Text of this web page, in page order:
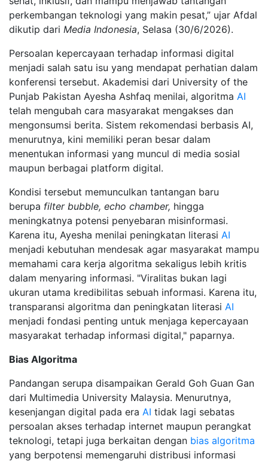
perkembangan teknologi yang makin pesat,” ujar Afdal
dikutip dari Media Indonesia, Selasa (30/6/2026).
Persoalan kepercayaan terhadap informasi digital
menjadi salah satu isu yang mendapat perhatian dalam
konferensi tersebut. Akademisi dari University of the
Punjab Pakistan Ayesha Ashfaq menilai, algoritma AI
telah mengubah cara masyarakat mengakses dan
mengonsumsi berita. Sistem rekomendasi berbasis AI,
menurutnya, kini memiliki peran besar dalam
menentukan informasi yang muncul di media sosial
maupun berbagai platform digital.
Kondisi tersebut memunculkan tantangan baru
berupa filter bubble, echo chamber, hingga
meningkatnya potensi penyebaran misinformasi.
Karena itu, Ayesha menilai peningkatan literasi AI
menjadi kebutuhan mendesak agar masyarakat mampu
memahami cara kerja algoritma sekaligus lebih kritis
dalam menyaring informasi. "Viralitas bukan lagi
ukuran utama kredibilitas sebuah informasi. Karena itu,
transparansi algoritma dan peningkatan literasi AI
menjadi fondasi penting untuk menjaga kepercayaan
masyarakat terhadap informasi digital," paparnya.
Bias Algoritma
Pandangan serupa disampaikan Gerald Goh Guan Gan
dari Multimedia University Malaysia. Menurutnya,
kesenjangan digital pada era AI tidak lagi sebatas
persoalan akses terhadap internet maupun perangkat
teknologi, tetapi juga berkaitan dengan bias algoritma
yang berpotensi memengaruhi distribusi informasi